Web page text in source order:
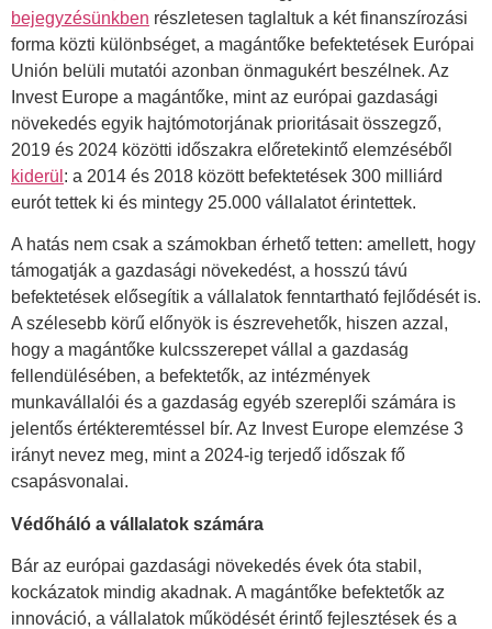
bejegyzésünkben részletesen taglaltuk a két finanszírozási
forma közti különbséget, a magántőke befektetések Európai
Unión belüli mutatói azonban önmagukért beszélnek. Az
Invest Europe a magántőke, mint az európai gazdasági
növekedés egyik hajtómotorjának prioritásait összegző,
2019 és 2024 közötti időszakra előretekintő elemzéséből
kiderül : a 2014 és 2018 között befektetések 300 milliárd
eurót tettek ki és mintegy 25.000 vállalatot érintettek.
A hatás nem csak a számokban érhető tetten: amellett, hogy
támogatják a gazdasági növekedést, a hosszú távú
befektetések elősegítik a vállalatok fenntartható fejlődését is.
A szélesebb körű előnyök is észrevehetők, hiszen azzal,
hogy a magántőke kulcsszerepet vállal a gazdaság
fellendülésében, a befektetők, az intézmények
munkavállalói és a gazdaság egyéb szereplői számára is
jelentős értékteremtéssel bír. Az Invest Europe elemzése 3
irányt nevez meg, mint a 2024-ig terjedő időszak fő
csapásvonalai.
Védőháló a vállalatok számára
Bár az európai gazdasági növekedés évek óta stabil,
kockázatok mindig akadnak. A magántőke befektetők az
innováció, a vállalatok működését érintő fejlesztések és a